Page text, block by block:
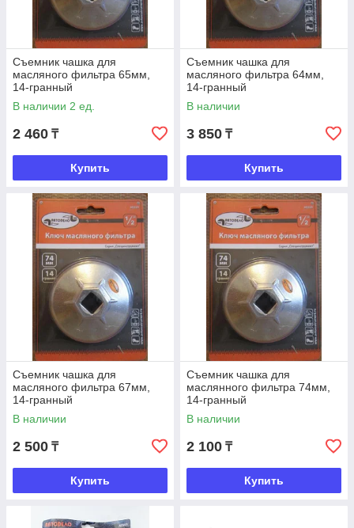
Съемник чашка для
масляного фильтра 65мм,
14-гранный
В наличии 2 ед.
2 460 ₸
Купить
Съемник чашка для
масляного фильтра 64мм,
14-гранный
В наличии
3 850 ₸
Купить
Съемник чашка для
масляного фильтра 67мм,
14-гранный
В наличии
2 500 ₸
Купить
Съемник чашка для
маслянного фильтра 74мм,
14-гранный
В наличии
2 100 ₸
Купить